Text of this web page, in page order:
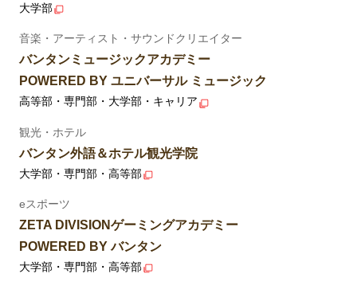
大学部
音楽・アーティスト・サウンドクリエイター
バンタンミュージックアカデミー
POWERED BY ユニバーサル ミュージック
高等部・専門部・大学部・キャリア
観光・ホテル
バンタン外語＆ホテル観光学院
大学部・専門部・高等部
eスポーツ
ZETA DIVISIONゲーミングアカデミー
POWERED BY バンタン
大学部・専門部・高等部